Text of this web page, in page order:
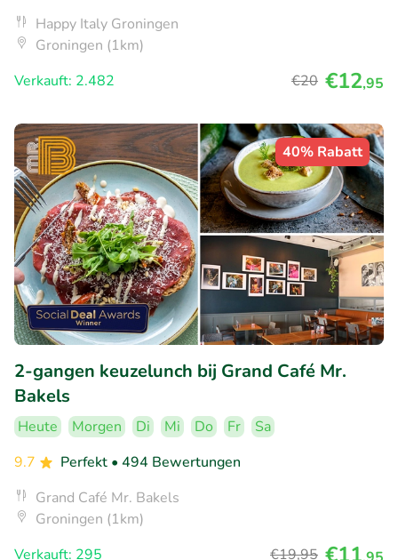
Happy Italy Groningen
Groningen (1km)
Verkauft: 2.482
€20 €12,95
40% Rabatt
2-gangen keuzelunch bij Grand Café Mr.
Bakels
Heute Morgen Di Mi Do Fr
Sa
9.7
Perfekt • 494 Bewertungen
Grand Café Mr. Bakels
Groningen (1km)
Verkauft: 295
€19,95